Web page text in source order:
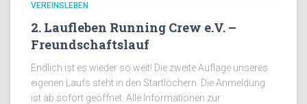
VEREINSLEBEN
2. Laufleben Running Crew e.V. –
Freundschaftslauf
Endlich ist es wieder so weit! Die zweite Auflage unseres
eigenen Laufs steht in den Startlöchern. Die Anmeldung
ist ab sofort geöffnet. Alle Informationen zur